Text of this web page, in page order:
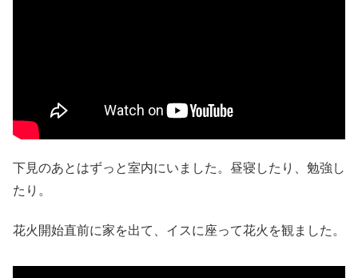
下見のあとはずっと室内にいました。昼寝したり、勉強し
たり。
花火開始直前に家を出て、イスに座って花火を観ました。